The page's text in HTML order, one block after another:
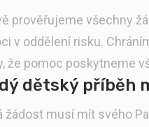
prověřujeme všechny
v oddělení risku.
že pomoc poskytneme
dětský příběh
žádost musí mít svého